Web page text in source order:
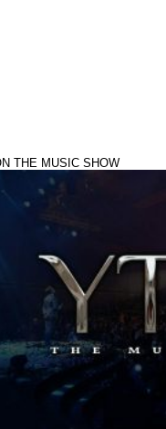
THE MUSIC SHOW